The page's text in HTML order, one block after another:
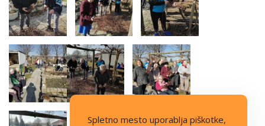
Spletno mesto uporablja piškotke,